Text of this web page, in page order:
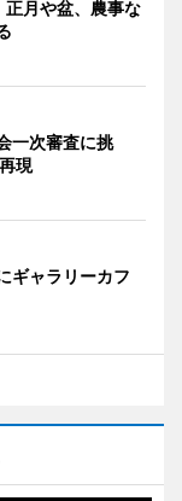
月や盆、農事な
一次審査に挑
現
ギャラリーカフ